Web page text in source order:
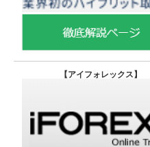
【アイフォレックス】